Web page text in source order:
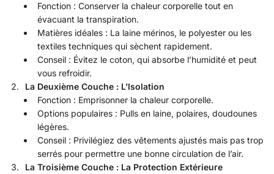
Fonction : Conserver la chaleur corporelle tout en
évacuant la transpiration.
Matières idéales : La laine mérinos, le polyester ou les
textiles techniques qui sèchent rapidement.
Conseil : Évitez le coton, qui absorbe l’humidité et peut
vous refroidir.
La Deuxième Couche : L’Isolation
Fonction : Emprisonner la chaleur corporelle.
Options populaires : Pulls en laine, polaires, doudounes
légères.
Conseil : Privilégiez des vêtements ajustés mais pas trop
serrés pour permettre une bonne circulation de l’air.
La Troisième Couche : La Protection Extérieure